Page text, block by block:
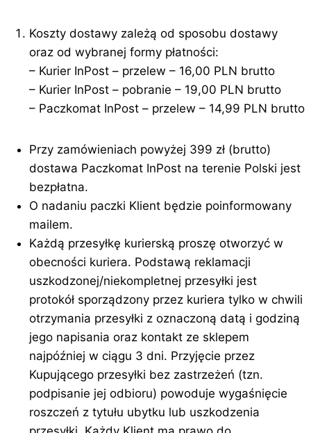
Koszty dostawy zależą od sposobu dostawy
oraz od wybranej formy płatności:
– Kurier InPost – przelew – 16,00 PLN brutto
– Kurier InPost – pobranie – 19,00 PLN brutto
– Paczkomat InPost – przelew – 14,99 PLN brutto
Przy zamówieniach powyżej 399 zł (brutto)
dostawa Paczkomat InPost na terenie Polski jest
bezpłatna.
O nadaniu paczki Klient będzie poinformowany
mailem.
Każdą przesyłkę kurierską proszę otworzyć w
obecności kuriera. Podstawą reklamacji
uszkodzonej/niekompletnej przesyłki jest
protokół sporządzony przez kuriera tylko w chwili
otrzymania przesyłki z oznaczoną datą i godziną
jego napisania oraz kontakt ze sklepem
najpóźniej w ciągu 3 dni. Przyjęcie przez
Kupującego przesyłki bez zastrzeżeń (tzn.
podpisanie jej odbioru) powoduje wygaśnięcie
roszczeń z tytułu ubytku lub uszkodzenia